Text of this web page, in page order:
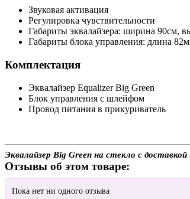
Звуковая активация
Регулировка чувствительности
Габариты эквалайзера: ширина 90см,
Габариты блока управления: длина
Комплектация
Эквалайзер Equalizer Big Green
Блок управления c шлейфом
Провод питания в прикуриватель
Эквалайзер Big Green на стекло с
Отзывы об этом товаре:
Пока нет ни одного отзыва